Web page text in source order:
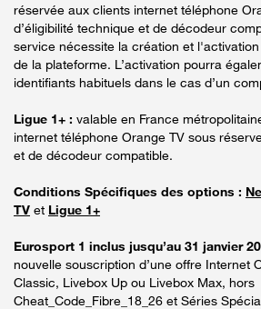
réservée aux clients internet téléphone
d’éligibilité technique et de décodeur
service nécessite la création et
de la plateforme. L’activation pourra
identifiants habituels dans le cas d’un
Ligue 1+ : valable en France
internet téléphone Orange TV sous
et de décodeur compatible.
Conditions Spécifiques des options :
TV et Ligue 1+
Eurosport 1 inclus jusqu’au 31 janvier
nouvelle souscription d’une offre Internet
Classic, Livebox Up ou Livebox Max, hors
Cheat_Code_Fibre_18_26 et Séries